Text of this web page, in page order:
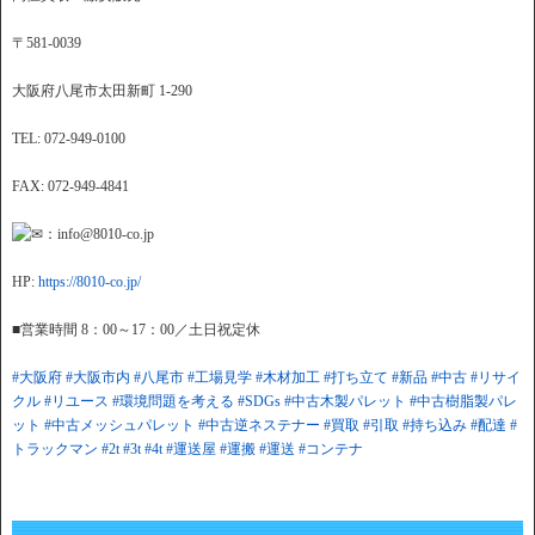
〒581-0039
大阪府八尾市太田新町 1-290
TEL: 072-949-0100
FAX: 072-949-4841
：info@8010-co.jp
HP: https://8010-co.jp/
■営業時間 8：00～17：00／土日祝定休
#大阪府 #大阪市内 #八尾市 #工場見学 #木材加工 #打ち立て #新品 #中古 #リサイ
クル #リユース #環境問題を考える #SDGs #中古木製パレット #中古樹脂製パレ
ット #中古メッシュパレット #中古逆ネステナー #買取 #引取 #持ち込み #配達 #
トラックマン #2t #3t #4t #運送屋 #運搬 #運送 #コンテナ